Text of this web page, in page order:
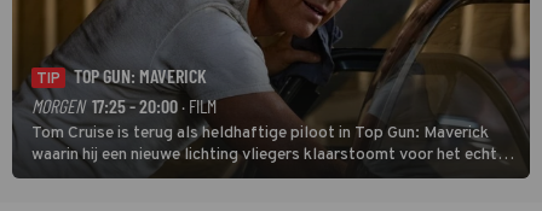
TIP
TOP GUN: MAVERICK
MORGEN 17:25 - 20:00· FILM
Tom Cruise is terug als heldhaftige piloot in Top Gun: Maverick
waarin hij een nieuwe lichting vliegers klaarstoomt voor het echte
werk.